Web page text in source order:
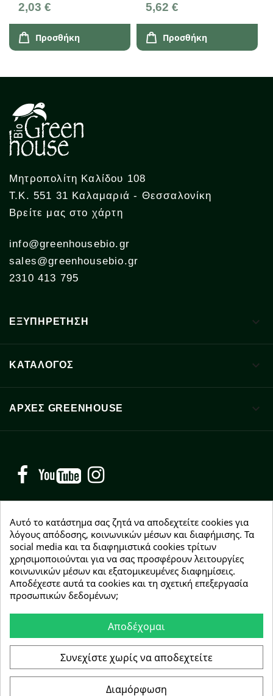
Γλουτένη 30γρ. Teddy,
Little Angel
2,03 €
Προσθήκη
5,62 €
Προσθήκη
Μητροπολίτη Καλίδου 108
Τ.Κ. 551 31 Καλαμαριά - Θεσσαλονίκη
Βρείτε μας στο χάρτη
info@greenhousebio.gr
sales@greenhousebio.gr
2310 413 795
ΕΞΥΠΗΡΕΤΗΣΗ 
ΚΑΤΑΛΟΓΟΣ 
ΑΡΧΈΣ GREENHOUSE 
Facebook YouTube
NEWSLETTER
Εγγραφείτε δωρεάν και θα είστε οι πρώτοι που θα
λάβετε τα νέα μας γύρω από προσφορές, εκπτώσεις
και νέα προϊόντα.
Συμφωνώ με τουςόρους χρήσης
Αυτό το κατάστημα σας ζητά να αποδεχτείτε cookies για
λόγους απόδοσης, κοινωνικών μέσων και διαφήμισης. Τα
social media και τα διαφημιστικά cookies τρίτων
χρησιμοποιούνται για να σας προσφέρουν λειτουργίες
κοινωνικών μέσων και εξατομικευμένες διαφημίσεις.
Αποδέχεστε αυτά τα cookies και τη σχετική επεξεργασία
προσωπικών δεδομένων;
Αποδέχομαι
Συνεχίστε χωρίς να αποδεχτείτε
Διαμόρφωση